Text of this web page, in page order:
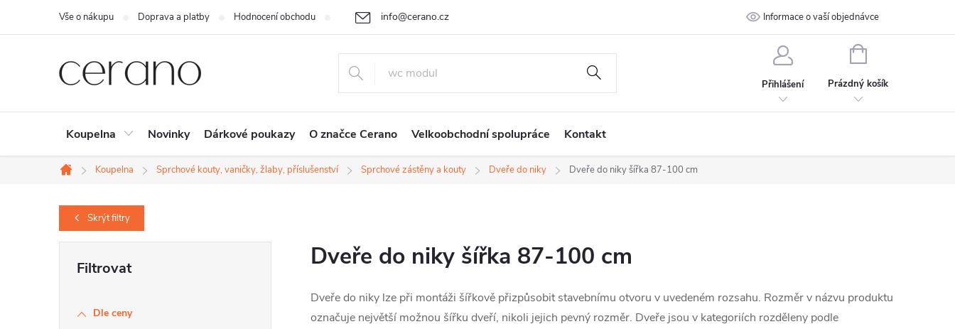
+420 226 400 232
info@cerano.cz
Vše o nákupu Doprava a platby Hodnocení obchodu Cenová nabídka na míru Ochrana osobních údajů Kontakt
Informace o vaší objednávce
Přihlášení
NÁKUPNÍ
Prázdný košík
Koupelna Novinky Dárkové poukazy O značce Cerano Velkoobchodní spolupráce Kontakt
Domů
Koupelna Sprchové kouty, vaničky, žlaby, příslušenství Sprchové zástěny a kouty Dveře do niky Dveře do niky šířka 87-100 cm
Skrýtfiltry
Dle ceny
Dveře do niky šířka 87-100 cm
Dveře do niky lze při montáži šířkově přizpůsobit stavebnímu otvoru v uvedeném rozsahu. Rozměr v názvu produktu
označuje největší možnou šířku dveří, nikoli jejich pevný rozměr. Dveře jsou v kategoriích rozděleny podle